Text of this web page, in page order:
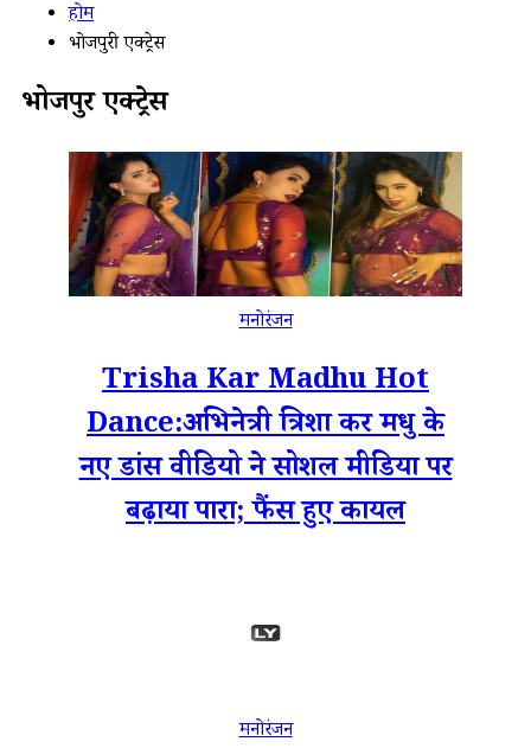
होम
भोजपुरी एक्ट्रेस
भोजपुरी एक्ट्रेस
मनोरंजन
Trisha Kar Madhu Hot
Dance:अभिनेत्री त्रिशा कर मधु के
नए डांस वीडियो ने सोशल मीडिया पर
बढ़ाया पारा; फैंस हुए कायल
मनोरंजन